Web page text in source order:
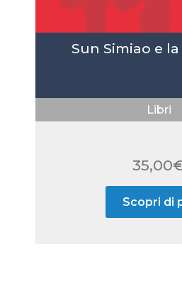
Sun Simiao e
Libri
35,00
Scopri di